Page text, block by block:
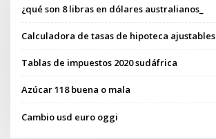
¿qué son 8 libras en dólares australianos_
Calculadora de tasas de hipoteca ajustables
Tablas de impuestos 2020 sudáfrica
Azúcar 118 buena o mala
Cambio usd euro oggi